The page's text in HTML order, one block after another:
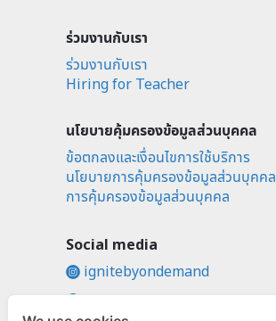
ร่วมงานกับเรา
ร่วมงานกับเรา
Hiring for Teacher
นโยบายคุ้มครองข้อมูลส่วนบุคคล
ข้อตกลงและเงื่อนไขการใช้บริการ
นโยบายการคุ้มครองข้อมูลส่วนบุคคล
การคุ้มครองข้อมูลส่วนบุคคล
Social media
ignitebyondemand